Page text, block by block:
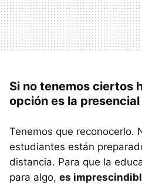
Si no tenemos ciertos
opción es la presencial
Tenemos que reconocerlo.
estudiantes están
distancia. Para que la
para algo, es